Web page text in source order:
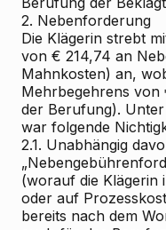
2. Nebenforderung
Die Klägerin strebt
von € 214,74 an
Mahnkosten) an,
Mehrbegehrens von
der Berufung).
war folgende
2.1. Unabhängig
(worauf die
oder auf
bereits nach dem